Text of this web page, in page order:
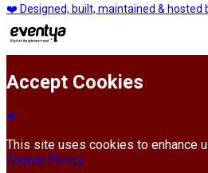
❤️ Designed, built, maintained & hosted
Accept Cookies
This site uses cookies to enhance
Cookie Policy